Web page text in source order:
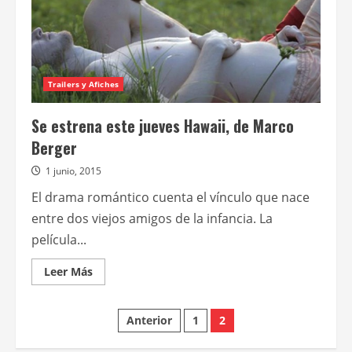
Trailers y Afiches
Se estrena este jueves Hawaii, de Marco
Berger
1 junio, 2015
El drama romántico cuenta el vínculo que nace
entre dos viejos amigos de la infancia. La
película...
Leer MásLeer
más
estrena
jueves
Paginación
Anterior 1 2